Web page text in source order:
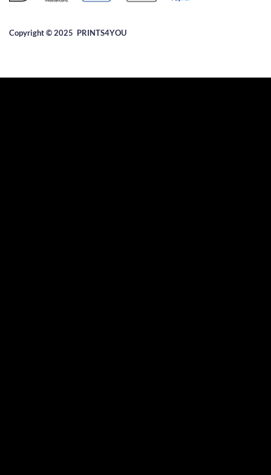
Copyright © 2025 ​PRINTS4YOU